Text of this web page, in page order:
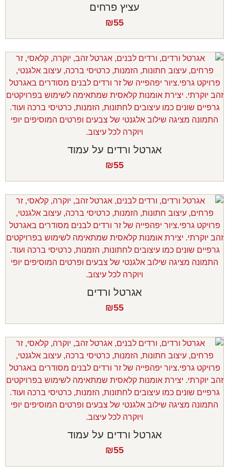
עציץ פרחים
₪55
אגרטל ורדים על עמוד
₪55
אגרטל ורדים
₪55
אגרטל ורדים על עמוד
₪55